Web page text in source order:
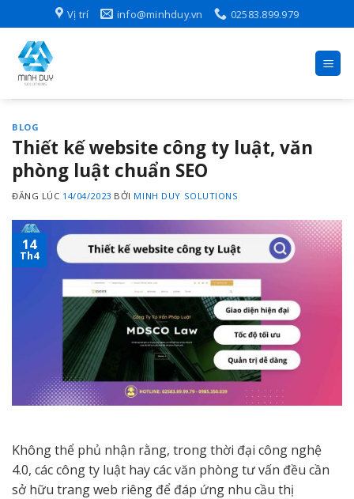
to
content
Vị trí info@minhduy.vn 02583.899.979
BLOG
Thiết kế website công ty luật, văn
phòng luật chuẩn SEO
ĐĂNG LÚC 14/04/2023 BỞI MINH DUY SOLUTIONS
14
Th4
Không thể phủ nhận rằng, trong thời đại công nghệ
4.0, các công ty luật hay các văn phòng tư vấn đều cần
sở hữu trang web riêng để đáp ứng nhu cầu thị